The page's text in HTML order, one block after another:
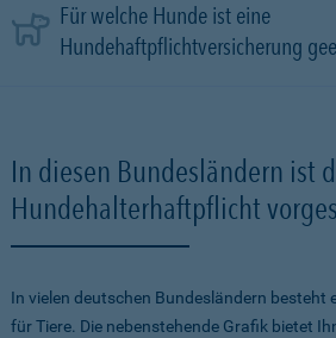
Für welche Hunde ist eine
Hundehaftpflichtversicherung
In diesen Bundesländern ist
Hundehalterhaftpflicht
In vielen deutschen Bundesländern besteht
für Tiere. Die nebenstehende Grafik bietet